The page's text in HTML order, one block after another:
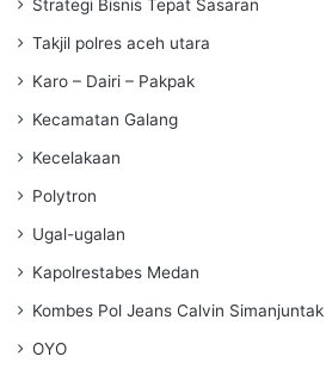
Strategi Bisnis Tepat Sasaran
Takjil polres aceh utara
Karo – Dairi – Pakpak
Kecamatan Galang
Kecelakaan
Polytron
Ugal-ugalan
Kapolrestabes Medan
Kombes Pol Jeans Calvin Simanjuntak
OYO